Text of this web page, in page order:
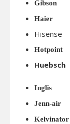
Gibson
Haier
Hisense
Hotpoint
Huebsch
Inglis
Jenn-air
Kelvinator